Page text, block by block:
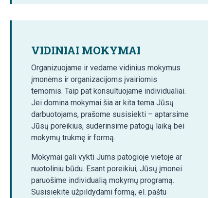
VIDINIAI MOKYMAI
Organizuojame ir vedame vidinius mokymus
įmonėms ir organizacijoms įvairiomis
temomis. Taip pat konsultuojame individualiai.
Jei domina mokymai šia ar kita tema Jūsų
darbuotojams, prašome susisiekti – aptarsime
Jūsų poreikius, suderinsime patogų laiką bei
mokymų trukmę ir formą.
Mokymai gali vykti Jums patogioje vietoje ar
nuotoliniu būdu. Esant poreikiui, Jūsų įmonei
paruošime individualią mokymų programą.
Susisiekite užpildydami formą, el. paštu